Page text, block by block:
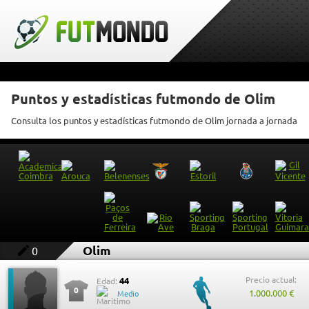
Puntos y estadísticas futmondo de Olim
Consulta los puntos y estadísticas futmondo de Olim jornada a jornada
0 Olim
0
Edad: 44
Medio
Precio actual:
1.000.000 €